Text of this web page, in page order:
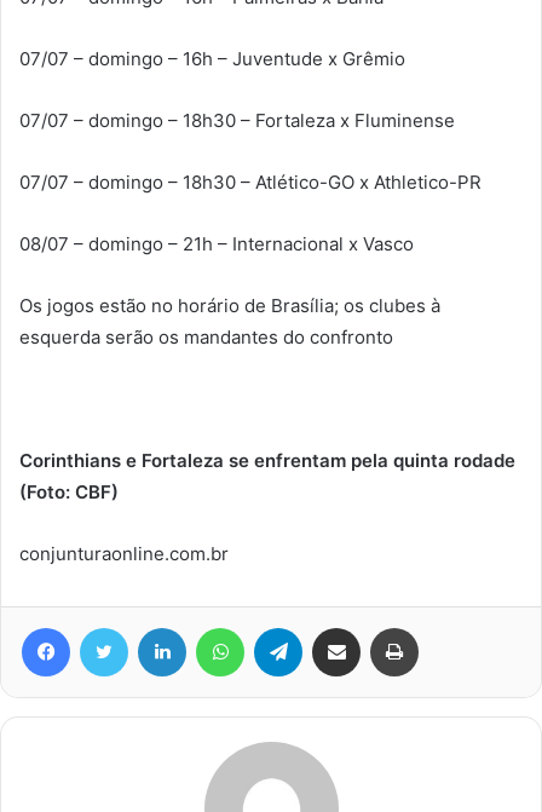
07/07 – domingo – 16h – Juventude x Grêmio
07/07 – domingo – 18h30 – Fortaleza x Fluminense
07/07 – domingo – 18h30 – Atlético-GO x Athletico-PR
08/07 – domingo – 21h – Internacional x Vasco
Os jogos estão no horário de Brasília; os clubes à
esquerda serão os mandantes do confronto
Corinthians e Fortaleza se enfrentam pela quinta rodade
(Foto: CBF)
conjunturaonline.com.br
FacebookTwitter Linkedin WhatsAppTelegram Compartilhar via e-mail